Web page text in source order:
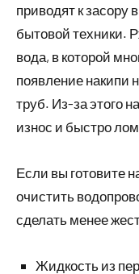
приводят к засору
бытовой техники.
вода, в которой
появление накипи
труб. Из-за этого
износ и быстро
Если вы готовите
очистить
сделать менее
Жидкость из